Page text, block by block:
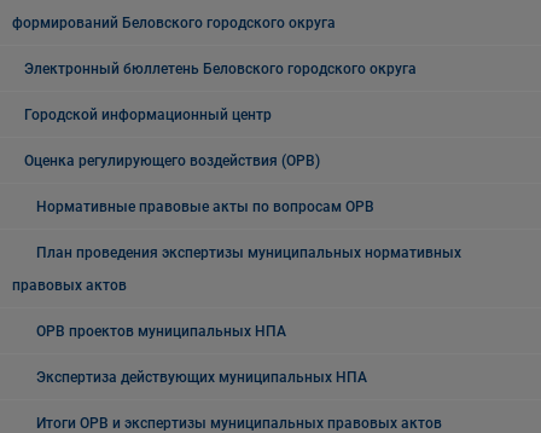
формирований Беловского городского округа
Электронный бюллетень Беловского городского округа
Городской информационный центр
Оценка регулирующего воздействия (ОРВ)
Нормативные правовые акты по вопросам ОРВ
План проведения экспертизы муниципальных нормативных
правовых актов
ОРВ проектов муниципальных НПА
Экспертиза действующих муниципальных НПА
Итоги ОРВ и экспертизы муниципальных правовых актов